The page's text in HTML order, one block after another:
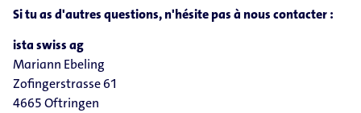
Si tu as d'autres questions, n'hésite pas à nous contacter :
ista swiss ag
Mariann Ebeling
Zofingerstrasse 61
4665 Oftringen